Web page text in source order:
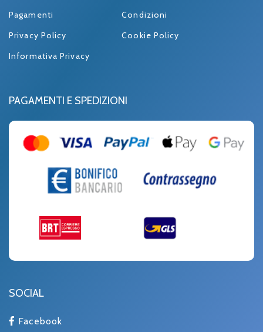
Pagamenti
Condizioni
Privacy Policy
Cookie Policy
Informativa Privacy
PAGAMENTI E SPEDIZIONI
SOCIAL
Facebook